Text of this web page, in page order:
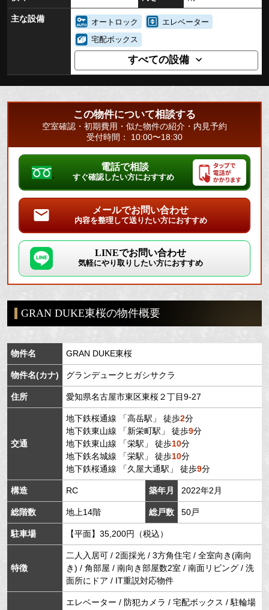
主な設備 オートロック
エレベーター
宅配ボックス
すべての設備
この物件について相談する
空室確認・初期費用・似た物件の紹介・内見予約
受付時間： 10:00〜18:30
電話で相談
すぐ確認したい方におすすめ
メールでお問い合わせ
内容を整理して送りたい方におすすめ
LINEでお問い合わせ
気軽にやり取りしたい方におすすめ
GRAN DUKE東桜の物件概要
物件名 GRAN DUKE東桜
物件名(カナ) グランデュークヒガシサクラ
住所 愛知県名古屋市東区東桜２丁目9-27
交通
地下鉄桜通線 「高岳駅 」 徒歩2分
地下鉄東山線 「新栄町駅 」 徒歩9分
地下鉄東山線 「栄駅 」 徒歩10分
地下鉄名城線 「栄駅 」 徒歩10分
地下鉄桜通線 「久屋大通駅 」 徒歩9分
構造 RC 築年月 2022年2月
総階数 地上14階 総戸数 50戸
駐車場 【平面】35,200円（税込）
特徴
二人入居可 / 2面採光 / 3方角住宅 / 全室向き(南向
き) / 角部屋 / 南向き部屋数2室 / 南面リビング / 洗
面所にドア / IT重説対応物件
エレベーター / 防犯カメラ / 宅配ボックス / 駐輪場